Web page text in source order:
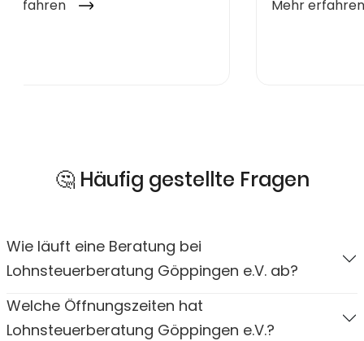
🤔 Häufig gestellte Fragen
Wie läuft eine Beratung bei
Lohnsteuerberatung Göppingen e.V. ab?
Welche Öffnungszeiten hat
Lohnsteuerberatung Göppingen e.V.?